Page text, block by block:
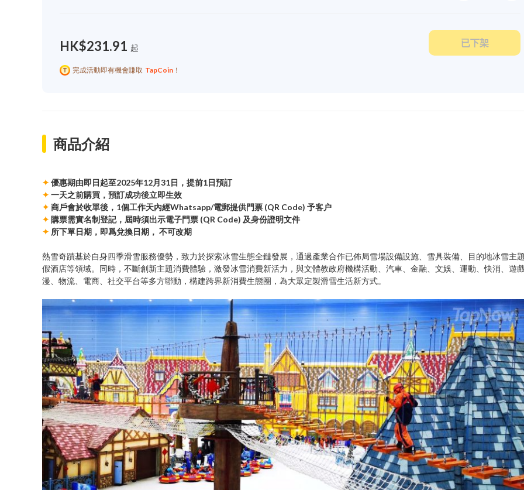
HK$231.91 起 已下架
完成活動即有機會賺取 TapCoin ！
商品介紹
✦ 優惠期由即日起至2025年12月31日，提前1日預訂
✦ 一天之前購買，預訂成功後立即生效
✦ 商戶會於收單後，1個工作天內經Whatsapp/電郵提供門票 (QR Code) 予客户
✦ 購票需實名制登記，屆時須出示電子門票 (QR Code) 及身份證明文件
✦ 所下單日期，即爲兌換日期， 不可改期
熱雪奇蹟基於自身四季滑雪服務優勢，致力於探索冰雪生態全鏈發展，通過產業合作已佈局雪場設備設施、雪具裝備、目的地冰雪主
假酒店等領域。同時，不斷創新主題消費體驗，激發冰雪消費新活力，與文體教政府機構活動、汽車、金融、文娛、運動、快消、遊
漫、物流、電商、社交平台等多方聯動，構建跨界新消費生態圈，為大眾定製滑雪生活新方式。